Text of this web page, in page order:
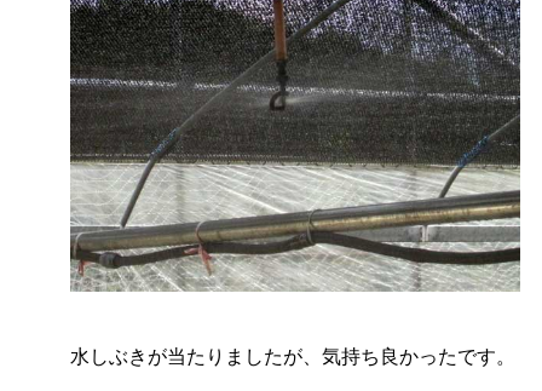
水しぶきが当たりましたが、気持ち良かったです。